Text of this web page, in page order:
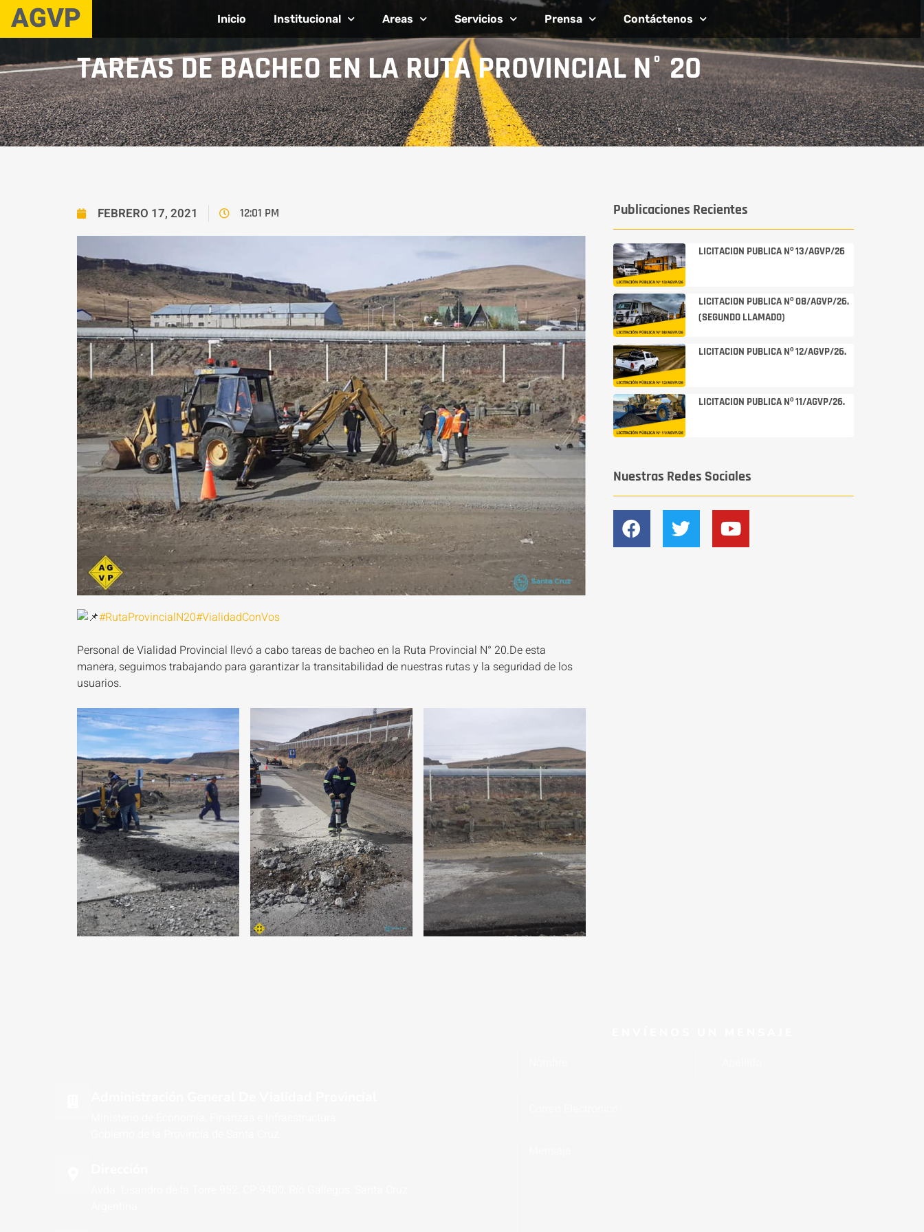
AGVP Inicio Institucional Areas Servicios Prensa Contáctenos
TAREAS DE BACHEO EN LA RUTA PROVINCIAL N° 20
FEBRERO 17, 2021 12:01 PM
#RutaProvincialN20#VialidadConVos
Personal de Vialidad Provincial llevó a cabo tareas de bacheo en la Ruta Provincial N° 20.De esta
manera, seguimos trabajando para garantizar la transitabilidad de nuestras rutas y la seguridad de los
usuarios.
Publicaciones Recientes
LICITACION PUBLICA Nº 13/AGVP/26
LICITACION PUBLICA Nº 08/AGVP/26.
(SEGUNDO LLAMADO)
LICITACION PUBLICA Nº 12/AGVP/26.
LICITACION PUBLICA Nº 11/AGVP/26.
Nuestras Redes Sociales